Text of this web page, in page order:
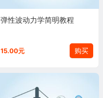
弹性波动力学简明教程
15.00元 购买